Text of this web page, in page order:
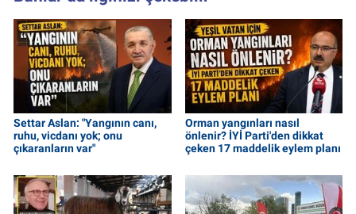
Settar Aslan: "Yangının canı,
ruhu, vicdanı yok; onu
çıkaranların var"
Orman yangınları nasıl
önlenir? İYİ Parti'den dikkat
çeken 17 maddelik eylem planı